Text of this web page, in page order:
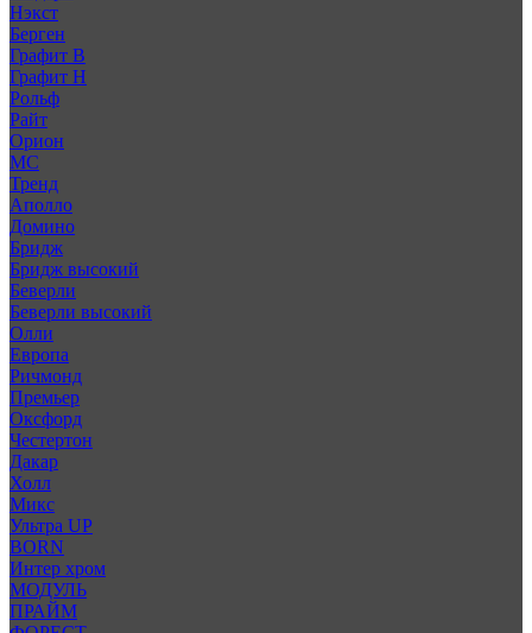
Нэкст
Берген
Графит В
Графит Н
Рольф
Райт
Орион
МС
Тренд
Аполло
Домино
Бридж
Бридж высокий
Беверли
Беверли высокий
Олли
Европа
Ричмонд
Премьер
Оксфорд
Честертон
Дакар
Холл
Микс
Ультра UP
BORN
Интер хром
МОДУЛЬ
ПРАЙМ